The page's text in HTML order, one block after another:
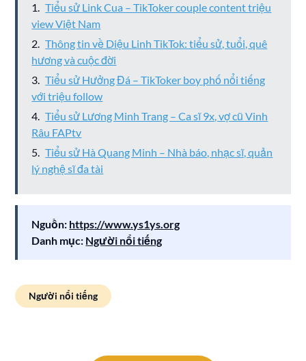
Tiểu sử Link Cua – TikToker couple content triệu
view Việt Nam
Thông tin về Diệu Linh TikTok: tiểu sử, tuổi, quê
hương và cuộc đời
Tiểu sử Hưởng Đá – TikToker boy phố nổi tiếng
với triệu follow
Tiểu sử Lương Minh Trang – Ca sĩ 9x, vợ cũ Vinh
Râu FAPtv
Tiểu sử Hà Quang Minh – Nhà báo, nhạc sĩ, quản
lý nghệ sĩ đa tài
Nguồn: https://www.ys1ys.org
Danh mục: Người nổi tiếng
Người nổi tiếng